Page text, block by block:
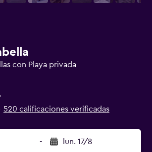
con Playa privada
520 calificaciones verificadas
- lun. 17/8